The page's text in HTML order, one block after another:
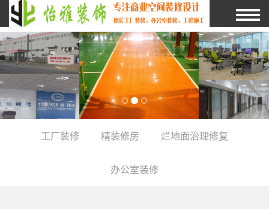
工厂装修 精装修房 烂地面治理修复
办公室装修